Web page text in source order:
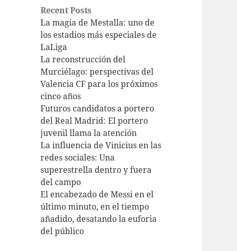
Recent Posts
La magia de Mestalla: uno de
los estadios más especiales de
LaLiga
La reconstrucción del
Murciélago: perspectivas del
Valencia CF para los próximos
cinco años
Futuros candidatos a portero
del Real Madrid: El portero
juvenil llama la atención
La influencia de Vinicius en las
redes sociales: Una
superestrella dentro y fuera
del campo
El encabezado de Messi en el
último minuto, en el tiempo
añadido, desatando la euforia
del público